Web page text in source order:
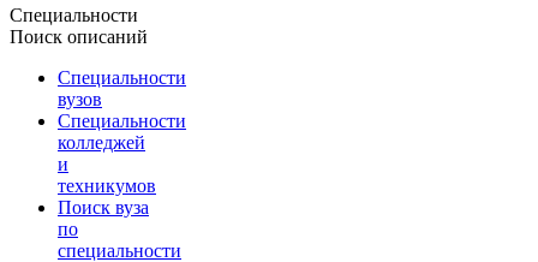
Специальности
Поиск описаний
Специальности
вузов
Специальности
колледжей
и
техникумов
Поиск вуза
по
специальности